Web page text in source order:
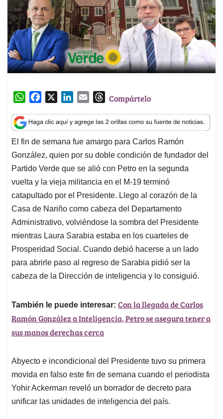
W
a
t
s
A
p
p
c
e
b
o
o
k
n
k
e
d
I
n
a
i
l
T
r
e
a
d
s
Compártelo
El fin de semana fue amargo para Carlos Ramón
González, quien por su doble condición de fundador del
Partido Verde que se alió con Petro en la segunda
vuelta y la vieja militancia en el M-19 terminó
catapultado por el Presidente. Llego al corazón de la
Casa de Nariño como cabeza del Departamento
Administrativo, volviéndose la sombra del Presidente
mientras Laura Sarabia estaba en los cuarteles de
Prosperidad Social. Cuando debió hacerse a un lado
para abrirle paso al regreso de Sarabia pidió ser la
cabeza de la Dirección de inteligencia y lo consiguió.
También le puede interesar: Con la llegada de Carlos
Ramón González a Inteligencia, Petro se asegura tener a
sus manos derechas cerca
Abyecto e incondicional del Presidente tuvo su primera
movida en falso este fin de semana cuando el periodista
Yohir Ackerman reveló un borrador de decreto para
unificar las unidades de inteligencia del país.